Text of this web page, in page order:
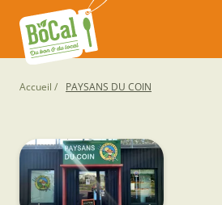
contenu
principal
Fil
Accueil PAYSANS DU COIN